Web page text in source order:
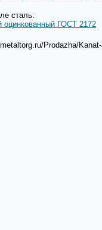
сталь:
оцинкованный ГОСТ 2172
Prodazha/